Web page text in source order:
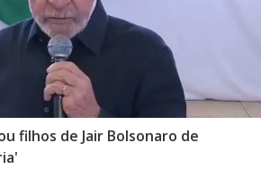
filhos de Jair Bolsonaro de